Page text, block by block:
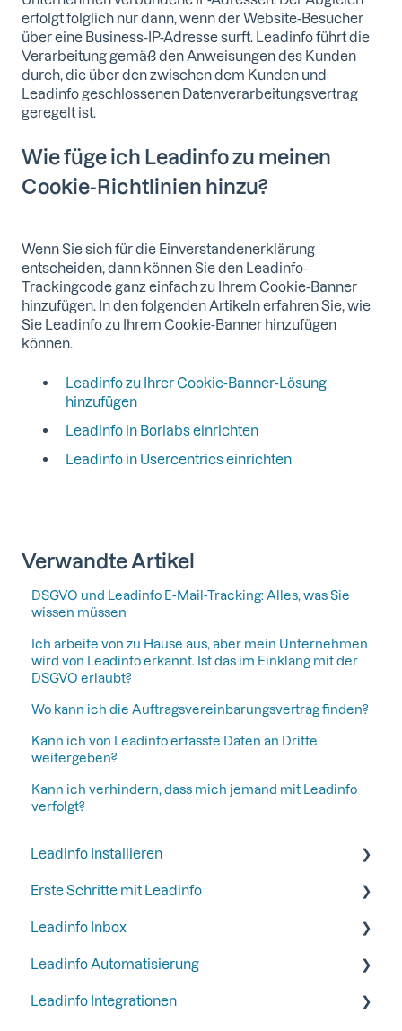
erfolgt folglich nur dann, wenn der Website-Besucher
über eine Business-IP-Adresse surft. Leadinfo führt die
Verarbeitung gemäß den Anweisungen des Kunden
durch, die über den zwischen dem Kunden und
Leadinfo geschlossenen Datenverarbeitungsvertrag
geregelt ist.
Wie füge ich Leadinfo zu meinen
Cookie-Richtlinien hinzu?
Wenn Sie sich für die Einverstandenerklärung
entscheiden, dann können Sie den Leadinfo-
Trackingcode ganz einfach zu Ihrem Cookie-Banner
hinzufügen. In den folgenden Artikeln erfahren Sie, wie
Sie Leadinfo zu Ihrem Cookie-Banner hinzufügen
können.
Leadinfo zu Ihrer Cookie-Banner-Lösung
hinzufügen
Leadinfo in Borlabs einrichten
Leadinfo in Usercentrics einrichten
Verwandte Artikel
DSGVO und Leadinfo E-Mail-Tracking: Alles, was Sie
wissen müssen
Ich arbeite von zu Hause aus, aber mein Unternehmen
wird von Leadinfo erkannt. Ist das im Einklang mit der
DSGVO erlaubt?
Wo kann ich die Auftragsvereinbarungsvertrag finden?
Kann ich von Leadinfo erfasste Daten an Dritte
weitergeben?
Kann ich verhindern, dass mich jemand mit Leadinfo
verfolgt?
Leadinfo Installieren
Anfangen mit Leadinfo
Leadinfo zur Datenschutzerklärung hinzufügen
Leadinfo Trackingcode
Alternative Möglichkeiten zur Installation von
Erste Schritte mit Leadinfo
Schritt 1: Geben Sie Ihren Kollegen Zugang
Schritt 2: Organiseren Sie Ihre Inbox
Schritt 2: Halten Sie Ihren Posteingang
Leadinfo Inbox
Tags
Segmente
Leadinfo Automatisierung
Trigger
Leadinfo Integrationen